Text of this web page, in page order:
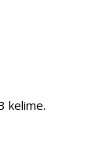
kelime.